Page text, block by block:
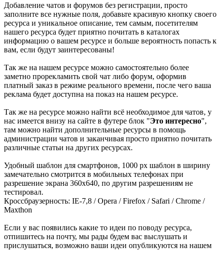
Добавление чатов и форумов без регистрации, просто
заполните все нужные поля, добавьте красивую кнопку своего
ресурса и уникальное описание, тем самым, посетителям
нашего ресурса будет приятно почитать в каталогах
информацию о вашем ресурсе и больше вероятность попасть к
вам, если будут заинтересованы!
Так же на нашем ресурсе можно самостоятельно более
заметно прорекламить свой чат либо форум, оформив
платный заказ в режиме реального времени, после чего ваша
реклама будет доступна на показ на нашем ресурсе.
Так же на ресурсе можно найти всё необходимое для чатов, у
нас имеется внизу на сайте в футере блок "Это интересно",
там можно найти дополнительные ресурсы в помощь
администрации чатов и заканчивая просто приятно почитать
различные статьи на других ресурсах.
Удобный шаблон для смартфонов, 1000 px шаблон в ширину
замечательно смотрится в мобильных телефонах при
разрешение экрана 360х640, по другим разрешениям не
тестировал.
Кроссбраузерность: IE-7,8 / Opera / Firefox / Safari / Chrome /
Maxthon
Если у вас появились какие то идеи по поводу ресурса,
отпишитесь на почту, мы рады будем вас выслушать и
прислушаться, возможно ваши идеи опубликуются на нашем